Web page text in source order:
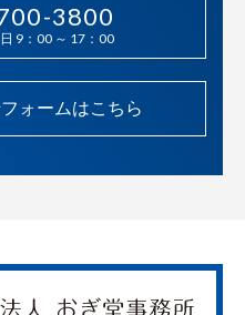
3800
9：00 ～ 17：00
ォームはこちら